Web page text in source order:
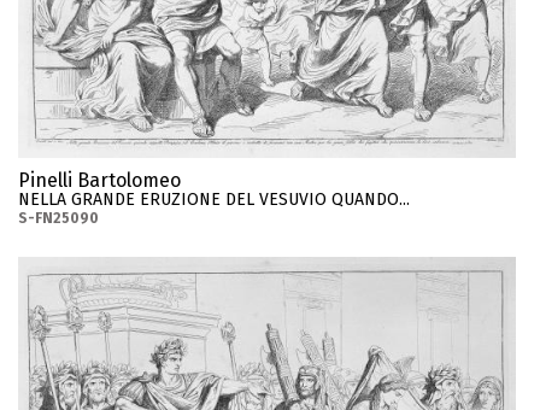
Pinelli Bartolomeo
NELLA GRANDE ERUZIONE DEL VESUVIO QUANDO...
S-FN25090